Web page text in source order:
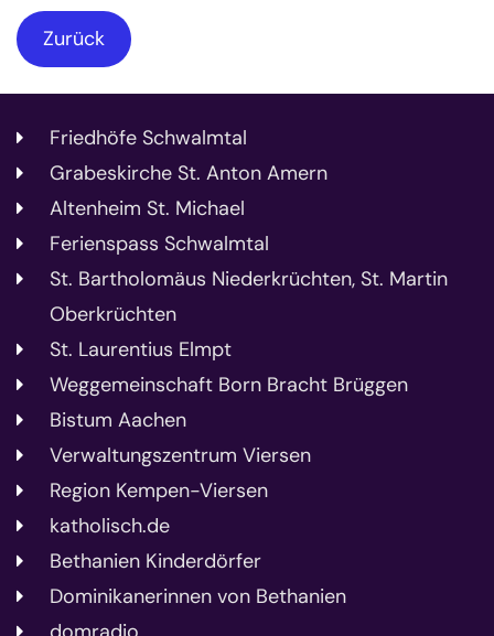
Zurück
Friedhöfe Schwalmtal
Grabeskirche St. Anton Amern
Altenheim St. Michael
Ferienspass Schwalmtal
St. Bartholomäus Niederkrüchten, St. Martin
Oberkrüchten
St. Laurentius Elmpt
Weggemeinschaft Born Bracht Brüggen
Bistum Aachen
Verwaltungszentrum Viersen
Region Kempen-Viersen
katholisch.de
Bethanien Kinderdörfer
Dominikanerinnen von Bethanien